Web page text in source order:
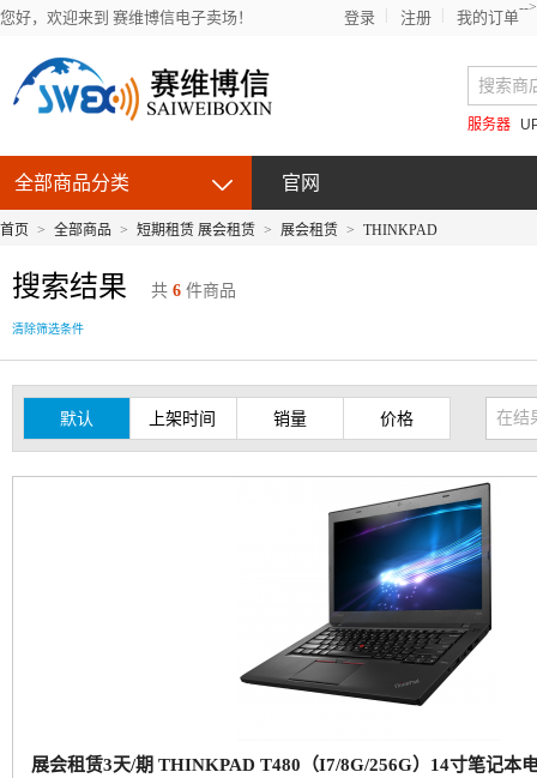
您好，欢迎来到 赛维博信电子卖场！
-->
登录 注册 我的订单
服务器
全部商品分类 官网
首页 > 全部商品 > 短期租赁 展会租赁 > 展会租赁 > THINKPAD
搜索结果 共 6 件商品
清除筛选条件
默认 上架时间 销量 价格
展会租赁3天/期 THINKPAD T480（I7/8G/256G）14寸笔记本